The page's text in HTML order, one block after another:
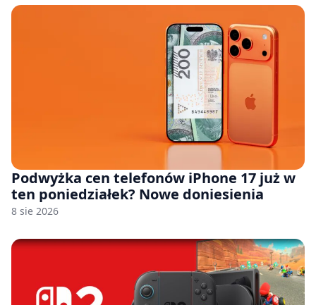
Podwyżka cen telefonów iPhone 17 już w
ten poniedziałek? Nowe doniesienia
8 sie 2026